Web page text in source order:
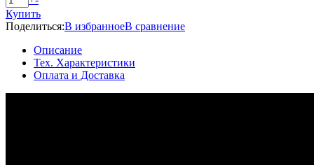
Купить
Поделиться:В избранноеВ сравнение
Описание
Тех. Характеристики
Оплата и Доставка